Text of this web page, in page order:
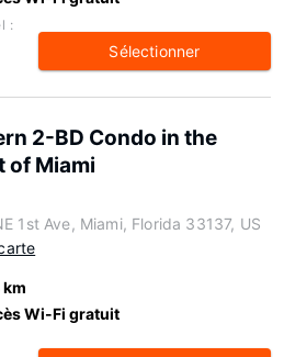
:
Sélectionner
2-BD Condo in the
of Miami
1st Ave, Miami, Florida 33137, US
Wi-Fi gratuit